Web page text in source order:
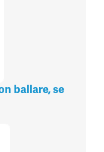
ballare, se